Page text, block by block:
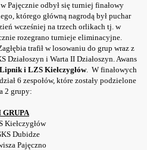
Pajęcznie odbył się turniej finałowy
którego główną nagrodą był puchar
wcześniej na trzech orlikach tj. w
rozegrano turnieje eliminacyjne.
trafił w losowaniu do grup wraz z
Działoszyn i Warta II Działoszyn. Awans
i LZS Kiełczygłów. W finałowych
6 zespołów, które zostały podzielone
2 grupy:
GRUPA
Kiełczygłów
Dubidze
Pajęczno